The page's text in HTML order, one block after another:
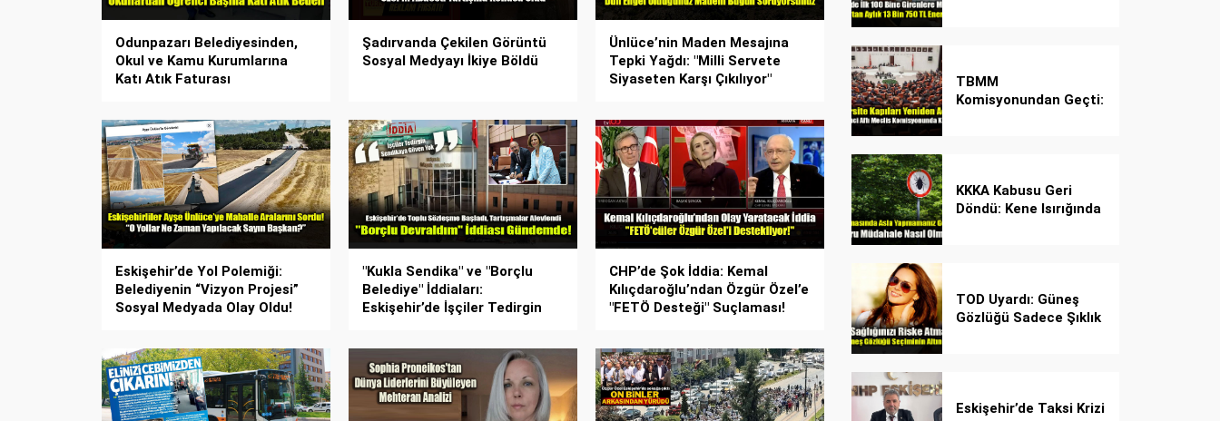
Odunpazarı Belediyesinden,
Okul ve Kamu Kurumlarına
Katı Atık Faturası
Şadırvanda Çekilen Görüntü
Sosyal Medyayı İkiye Böldü
Ünlüce’nin Maden Mesajına
Tepki Yağdı: "Milli Servete
Siyaseten Karşı Çıkılıyor"
Eskişehir’de Yol Polemiği:
Belediyenin “Vizyon Projesi”
Sosyal Medyada Olay Oldu!
"Kukla Sendika" ve "Borçlu
Belediye" İddiaları:
Eskişehir’de İşçiler Tedirgin
CHP’de Şok İddia: Kemal
Kılıçdaroğlu’ndan Özgür Özel’e
"FETÖ Desteği" Suçlaması!
TBMM
Komisyonundan Geçti:
KKKA Kabusu Geri
Döndü: Kene Isırığında
TOD Uyardı: Güneş
Gözlüğü Sadece Şıklık
Eskişehir’de Taksi Krizi